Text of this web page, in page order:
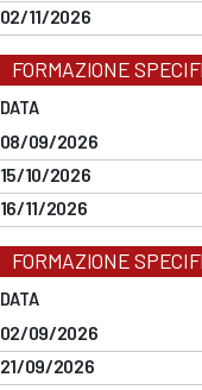
02/11/2026
FORMAZIONE
DATA
08/09/2026
15/10/2026
16/11/2026
FORMAZIONE
DATA
02/09/2026
21/09/2026